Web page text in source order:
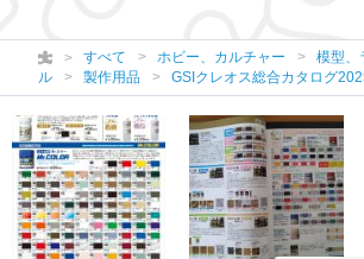
すべて ホビー、カルチャー
模型、
ル
製作用品 GSIクレオス総合カタログ